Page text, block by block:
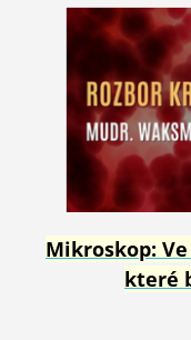
Mikroskop:
které